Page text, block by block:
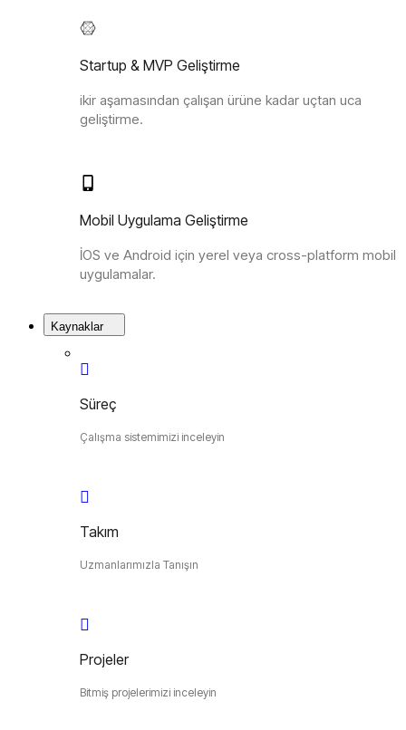
Startup & MVP Geliştirme
ikir aşamasından çalışan ürüne kadar uçtan uca
geliştirme.
Mobil Uygulama Geliştirme
İOS ve Android için yerel veya cross-platform mobil
uygulamalar.
Kaynaklar
Süreç
Çalışma sistemimizi inceleyin
Takım
Uzmanlarımızla Tanışın
Projeler
Bitmiş projelerimizi inceleyin